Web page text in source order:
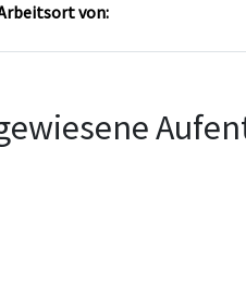
von: